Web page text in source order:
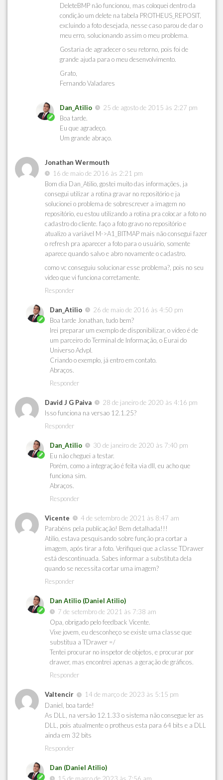
DeleteBMP não funcionou, mas coloquei dentro da
condição um delete na tabela PROTHEUS_REPOSIT,
excluindo a foto desejada, nesse caso parou de dar o
meu erro, solucionando assim o meu problema.
Gostaria de agradecer o seu retorno, pois foi de
grande ajuda para o meu desenvolvimento.
Grato,
Fernando Valadares
Dan_Atilio
25 de agosto de 2015 às 2:27 pm
Boa tarde.
Eu que agradeço.
Um grande abraço.
Jonathan Wermouth
16 de maio de 2016 às 2:21 pm
Bom dia Dan_Atilio, gostei muito das informações, ja
consegui utilizar a rotina gravar no repositório e ja
solucionei o problema de sobrescrever a imagem no
repositório, eu estou utilizando a rotina pra colocar a foto no
cadastro do cliente. faço a foto gravo no repositório e
atualizo a variável M->A1_BITMAP mais não consegui fazer
o refresh pra aparecer a foto para o usuário, somente
aparece quando salvo e abro novamente o cadastro.
como vc conseguiu solucionar esse problema?, pois no seu
video que vi funciona corretamente.
Responder
Dan_Atilio
26 de maio de 2016 às 4:50 pm
Boa tarde Jonathan, tudo bem?
Irei preparar um exemplo de disponibilizar, o vídeo é de
um parceiro do Terminal de Informação, o Eurai do
Universo Advpl.
Criando o exemplo, já entro em contato.
Abraços.
Responder
David J G Paiva
28 de janeiro de 2020 às 4:16 pm
Isso funciona na versao 12.1.25?
Responder
Dan_Atilio
30 de janeiro de 2020 às 7:40 pm
Eu não cheguei a testar.
Porém, como a integração é feita via dll, eu acho que
funciona sim.
Abraços.
Responder
Vicente
4 de setembro de 2021 às 8:47 am
Parabéns pela publicação! Bem detalhada!!!
Atilio, estava pesquisando sobre função pra cortar a
imagem, após tirar a foto. Verifiquei que a classe TDrawer
está descontinuada. Sabes informar a substituta dela
quando se necessita cortar uma imagem?
Responder
Dan Atilio (Daniel Atilio)
7 de setembro de 2021 às 7:38 am
Opa, obrigado pelo feedback Vicente.
Vixe jovem, eu desconheço se existe uma classe que
substitua a TDrawer =/
Tentei procurar no inspetor de objetos, e procurar por
drawer, mas encontrei apenas a geração de gráficos.
Responder
Valtencir
14 de março de 2023 às 5:15 pm
Daniel, boa tarde!
As DLL, na versão 12.1.33 o sistema não consegue ler as
DLL, pois atualmente o protheus esta para 64 bits e a DLL
ainda em 32 bits
Responder
Dan (Daniel Atilio)
15 de março de 2023 às 7:56 am